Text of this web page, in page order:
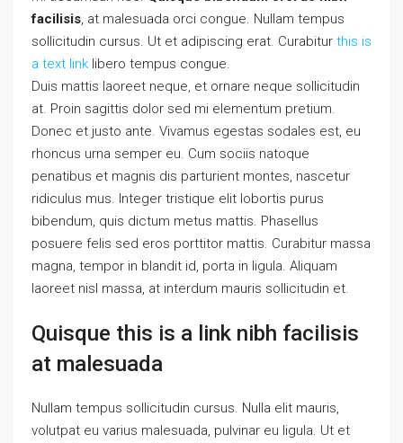
facilisis, at malesuada orci congue. Nullam tempus
sollicitudin cursus. Ut et adipiscing erat. Curabitur this is
a text link libero tempus congue.
Duis mattis laoreet neque, et ornare neque sollicitudin
at. Proin sagittis dolor sed mi elementum pretium.
Donec et justo ante. Vivamus egestas sodales est, eu
rhoncus urna semper eu. Cum sociis natoque
penatibus et magnis dis parturient montes, nascetur
ridiculus mus. Integer tristique elit lobortis purus
bibendum, quis dictum metus mattis. Phasellus
posuere felis sed eros porttitor mattis. Curabitur massa
magna, tempor in blandit id, porta in ligula. Aliquam
laoreet nisl massa, at interdum mauris sollicitudin et.
Quisque this is a link nibh facilisis
at malesuada
Nullam tempus sollicitudin cursus. Nulla elit mauris,
volutpat eu varius malesuada, pulvinar eu ligula. Ut et